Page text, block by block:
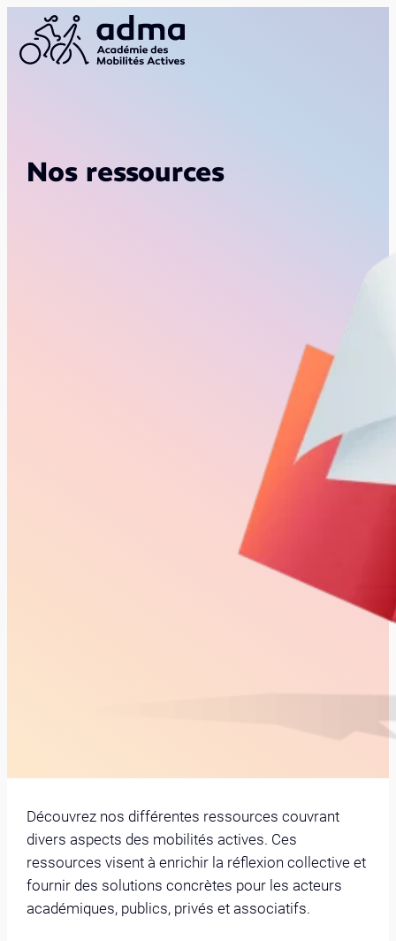
Nos ressources
Découvrez nos différentes ressources couvrant
divers aspects des mobilités actives. Ces
ressources visent à enrichir la réflexion collective et
fournir des solutions concrètes pour les acteurs
académiques, publics, privés et associatifs.